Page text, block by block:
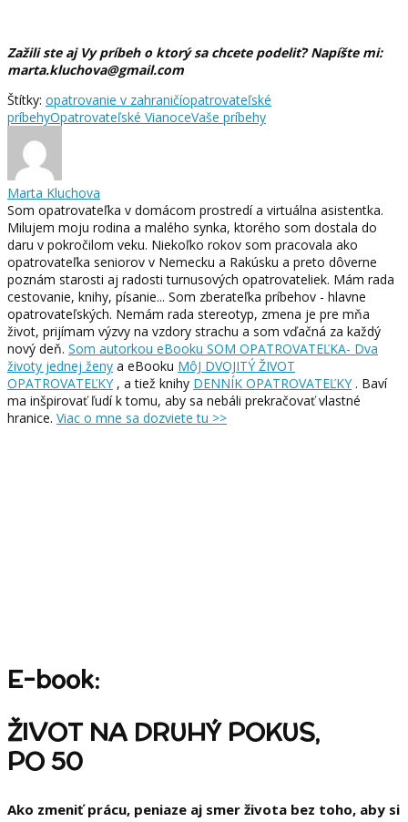
Zažili ste aj Vy príbeh o ktorý sa chcete podeliť? Napíšte mi:
marta.kluchova@gmail.com
Štítky: opatrovanie v zahraničíopatrovateľské
príbehyOpatrovateľské VianoceVaše príbehy
Marta Kluchova
Som opatrovateľka v domácom prostredí a virtuálna asistentka.
Milujem moju rodina a malého synka, ktorého som dostala do
daru v pokročilom veku. Niekoľko rokov som pracovala ako
opatrovateľka seniorov v Nemecku a Rakúsku a preto dôverne
poznám starosti aj radosti turnusových opatrovateliek. Mám rada
cestovanie, knihy, písanie... Som zberateľka príbehov - hlavne
opatrovateľských. Nemám rada stereotyp, zmena je pre mňa
život, prijímam výzvy na vzdory strachu a som vďačná za každý
nový deň. Som autorkou eBooku SOM OPATROVATEĽKA- Dva
životy jednej ženy a eBooku MôJ DVOJITÝ ŽIVOT
OPATROVATEĽKY , a tiež knihy DENNÍK OPATROVATEĽKY . Baví
ma inšpirovať ľudí k tomu, aby sa nebáli prekračovať vlastné
hranice. Viac o mne sa dozviete tu >>
E-book:
ŽIVOT NA DRUHÝ POKUS,
PO 50
Ako zmeniť prácu, peniaze aj smer života bez toho, aby si